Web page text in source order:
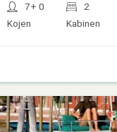
7+ 0
Kojen
2
Kabinen